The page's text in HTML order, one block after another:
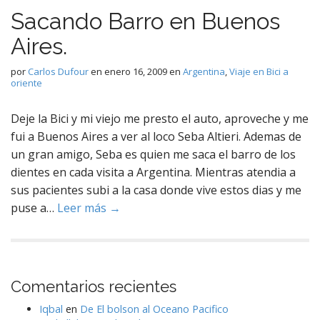
Sacando Barro en Buenos
Aires.
por Carlos Dufouren enero 16, 2009en Argentina,Viaje en Bici a
oriente
Deje la Bici y mi viejo me presto el auto, aproveche y me
fui a Buenos Aires a ver al loco Seba Altieri. Ademas de
un gran amigo, Seba es quien me saca el barro de los
dientes en cada visita a Argentina. Mientras atendia a
sus pacientes subi a la casa donde vive estos dias y me
puse a… Leer más →
Comentarios recientes
Iqbal en De El bolson al Oceano Pacifico